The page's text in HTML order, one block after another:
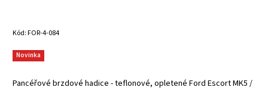
Kód:FOR-4-084
Pancéřové brzdové hadice - teflonové, opletené Ford Escort MK5 /
Novinka